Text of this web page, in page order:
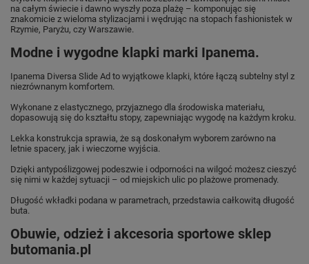
na całym świecie i dawno wyszły poza plażę – komponując się
znakomicie z wieloma stylizacjami i wędrując na stopach fashionistek w
Rzymie, Paryżu, czy Warszawie.
Modne i wygodne klapki marki Ipanema.
Ipanema Diversa Slide Ad to wyjątkowe klapki, które łączą subtelny styl z
niezrównanym komfortem.
Wykonane z elastycznego, przyjaznego dla środowiska materiału,
dopasowują się do kształtu stopy, zapewniając wygodę na każdym kroku.
Lekka konstrukcja sprawia, że są doskonałym wyborem zarówno na
letnie spacery, jak i wieczorne wyjścia.
Dzięki antypoślizgowej podeszwie i odporności na wilgoć możesz cieszyć
się nimi w każdej sytuacji – od miejskich ulic po plażowe promenady.
Długość wkładki podana w parametrach, przedstawia całkowitą długość
buta.
Obuwie, odzież i akcesoria sportowe sklep
butomania.pl